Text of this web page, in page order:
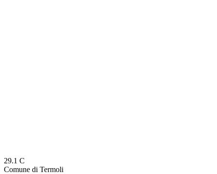
29.1 C
Comune di Termoli